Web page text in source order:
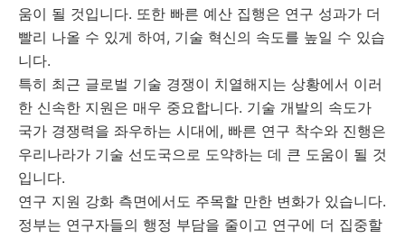
움이 될 것입니다. 또한 빠른 예산 집행은 연구 성과가 더
빨리 나올 수 있게 하여, 기술 혁신의 속도를 높일 수 있습
니다.
특히 최근 글로벌 기술 경쟁이 치열해지는 상황에서 이러
한 신속한 지원은 매우 중요합니다. 기술 개발의 속도가
국가 경쟁력을 좌우하는 시대에, 빠른 연구 착수와 진행은
우리나라가 기술 선도국으로 도약하는 데 큰 도움이 될 것
입니다.
연구 지원 강화 측면에서도 주목할 만한 변화가 있습니다.
정부는 연구자들의 행정 부담을 줄이고 연구에 더 집중할